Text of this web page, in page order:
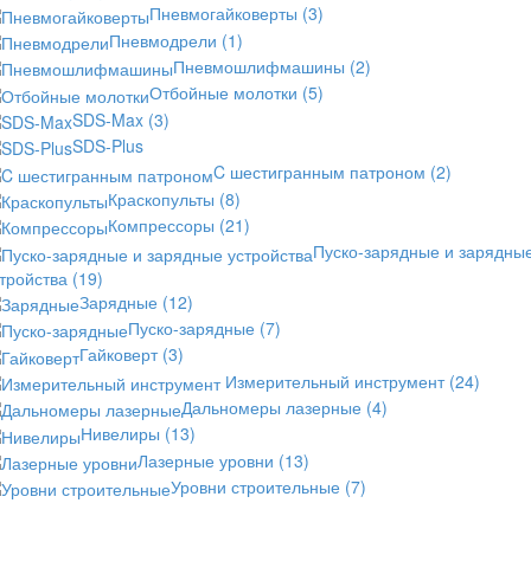
Пневмогайковерты (3)
Пневмодрели (1)
Пневмошлифмашины (2)
Отбойные молотки (5)
SDS-Max (3)
SDS-Plus
C шестигранным патроном (2)
Краскопульты (8)
Компрессоры (21)
Пуско-зарядные и
(19)
Зарядные (12)
Пуско-зарядные (7)
Гайковерт (3)
Измерительный инструмент (24)
Дальномеры лазерные (4)
Нивелиры (13)
Лазерные уровни (13)
Уровни строительные (7)